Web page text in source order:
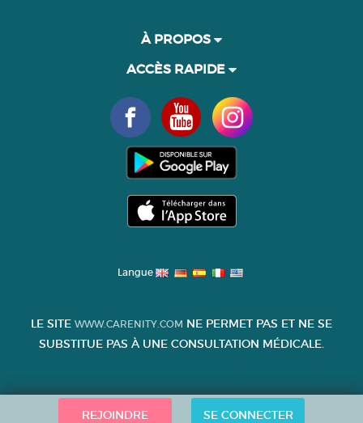
REJOINDRE SE CONNECTER
À PROPOS
ACCÈS RAPIDE
Langue
LE SITE WWW.CARENITY.COM NE PERMET PAS ET NE SE
SUBSTITUE PAS À UNE CONSULTATION MÉDICALE.